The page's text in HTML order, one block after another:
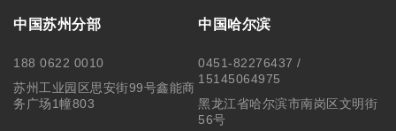
中国苏州分部
188 0622 0010
苏州工业园区思安街99号鑫能商
务广场1幢803
中国哈尔滨
0451-82276437 /
15145064975
黑龙江省哈尔滨市南岗区文明街
56号